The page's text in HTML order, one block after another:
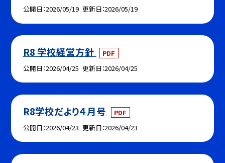
公開日 2026/05/19 更新日 2026/05/19
R8 学校経営方針
PDF
公開日 2026/04/25 更新日 2026/04/25
R8学校だより４月号
PDF
公開日 2026/04/23 更新日 2026/04/23